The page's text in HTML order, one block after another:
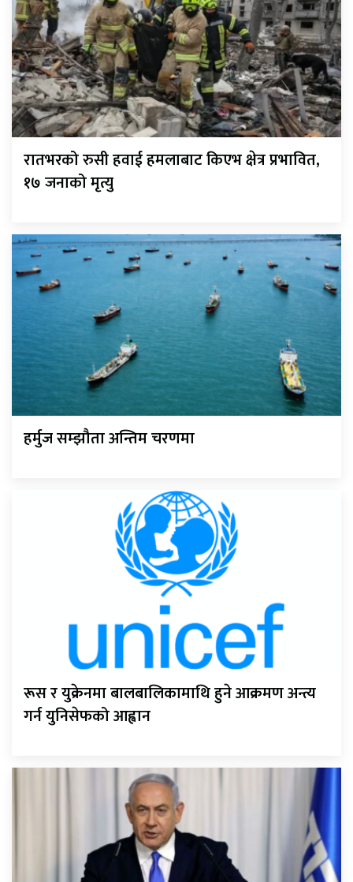
रातभरको रुसी हवाई हमलाबाट किएभ क्षेत्र प्रभावित,
१७ जनाको मृत्यु
हर्मुज सम्झौता अन्तिम चरणमा
रूस र युक्रेनमा बालबालिकामाथि हुने आक्रमण अन्त्य
गर्न युनिसेफको आह्वान